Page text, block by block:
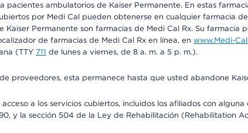
pacientes ambulatorios de Kaiser Permanente. En estas
por Medi Cal pueden obtenerse en cualquier farmacia
Permanente son farmacias de Medi Cal Rx. Su
de farmacias de Medi Cal Rx en línea, en www.Medi-
(TTY 711 de lunes a viernes, de 8 a. m. a 5 p. m.).
proveedores, esta permanece hasta que usted abandone
a los servicios cubiertos, incluidos los afiliados con
y la sección 504 de la Ley de Rehabilitación (Rehabilitation